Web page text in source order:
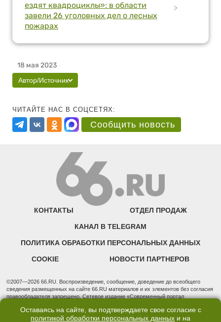
ездят квадроциклы»: в области
завели 26 уголовных дел о лесных
пожарах
>
18 мая 2023
Автор/Источник
ЧИТАЙТЕ НАС В СОЦСЕТЯХ:
Сообщить новость
КОНТАКТЫ ОТДЕЛ ПРОДАЖ
КАНАЛ В TELEGRAM
ПОЛИТИКА ОБРАБОТКИ ПЕРСОНАЛЬНЫХ ДАННЫХ
COOKIE НОВОСТИ ПАРТНЕРОВ
©2007—2026 66.RU. Воспроизведение, сообщение, доведение до всеобщего
сведения размещенных на сайте 66.RU материалов и их элементов без согласия
правообладателя запрещено. Сетевое издание «Современный портал
надзору в сфере связи, информационных технологий и массовых коммуникаций
(Роскомнадзор). Регистрационный номер ЭЛ № ФС 77 - 76634 от 02.09.2019
Оставаясь на сайте, вы подтверждаете свое согласие с
политикой обработки персональных данных и на